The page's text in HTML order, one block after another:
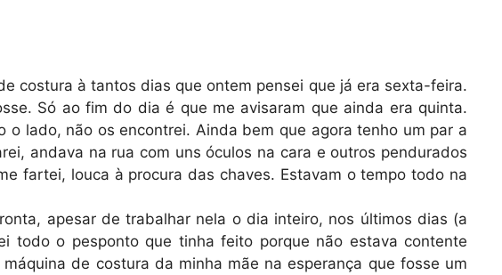
costura à tantos dias que ontem pensei que já era sexta-feira.
Só ao fim do dia é que me avisaram que ainda era quinta.
o lado, não os encontrei. Ainda bem que agora tenho um par a
andava na rua com uns óculos na cara e outros pendurados
fartei, louca à procura das chaves. Estavam o tempo todo na
apesar de trabalhar nela o dia inteiro, nos últimos dias (a
todo o pesponto que tinha feito porque não estava contente
de costura da minha mãe na esperança que fosse um